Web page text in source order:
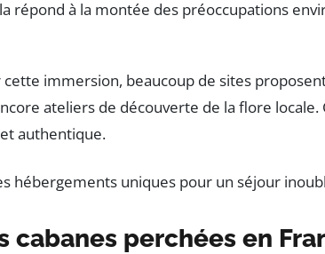
répond à la montée des préoccupations
immersion, beaucoup de sites
ateliers de découverte de la flore
authentique.
cabanes perchées en